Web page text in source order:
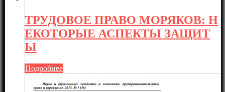
ТРУДОВОЕ ПРАВО МОРЯКОВ: Н
ЕКОТОРЫЕ АСПЕКТЫ ЗАЩИТ
Ы
Подробнее